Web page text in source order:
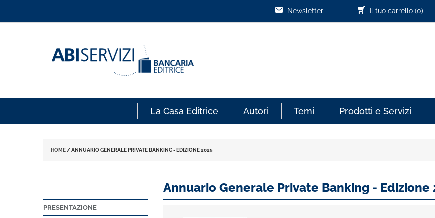
Il tuo carrello (0)
Newsletter
La Casa Editrice Autori Temi Prodotti e Servizi
HOME /ANNUARIO GENERALE PRIVATE BANKING - EDIZIONE 2025
PRESENTAZIONE
Annuario Generale Private Banking - Edizione